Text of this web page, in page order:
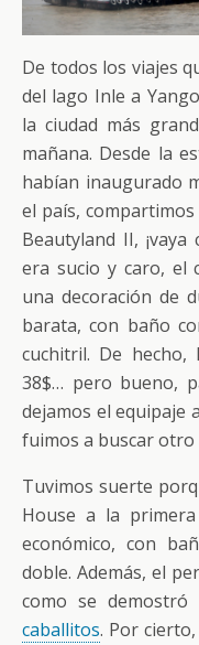
De todos los viajes
del lago Inle a
la ciudad más
mañana. Desde la
habían inaugurado
el país,
Beautyland II,
era sucio y caro, el
una decoración de
barata, con baño
cuchitril. De hecho,
38$… pero bueno,
dejamos el equipaje
fuimos a buscar otro
Tuvimos suerte
House a la
económico, con
doble. Además, el
como se
caballitos. Por